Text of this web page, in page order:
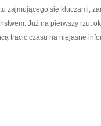
zajmującego się kluczami,
Już na pierwszy rzut
tracić czasu na niejasne